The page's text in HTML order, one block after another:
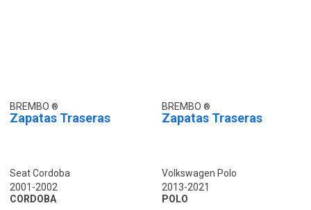
BREMBO
Zapatas Traseras
Seat Cordoba
2001-2002
CORDOBA
BREMBO
Zapatas Traseras
Volkswagen Polo
2013-2021
POLO